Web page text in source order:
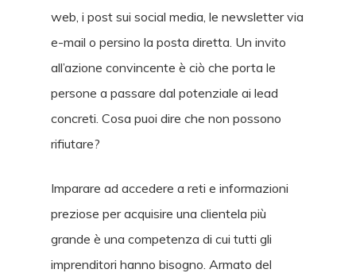
web, i post sui social media, le newsletter via
e-mail o persino la posta diretta. Un invito
all’azione convincente è ciò che porta le
persone a passare dal potenziale ai lead
concreti. Cosa puoi dire che non possono
rifiutare?
Imparare ad accedere a reti e informazioni
preziose per acquisire una clientela più
grande è una competenza di cui tutti gli
imprenditori hanno bisogno. Armato del